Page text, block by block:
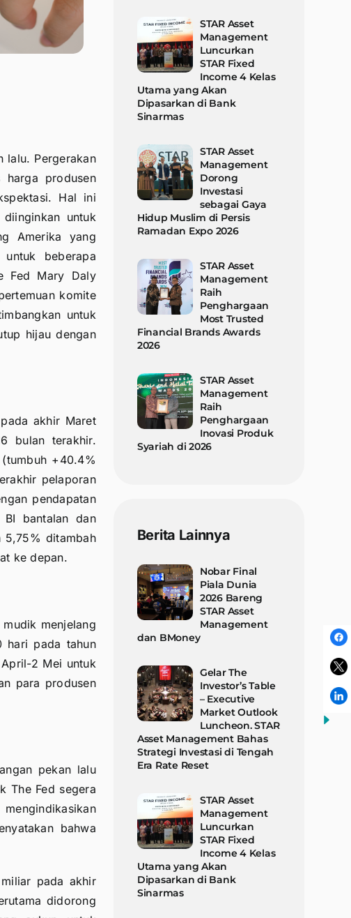
lalu. Pergerakan
produsen
Hal ini
untuk
Amerika yang
beberapa
Fed Mary Daly
komite
untuk
hijau dengan
akhir Maret
bulan terakhir.
+40.4%
pelaporan
pendapatan
bantalan dan
5,75% ditambah
ke depan.
menjelang
hari pada tahun
2 Mei untuk
para produsen
pekan lalu
The Fed segera
bahwa
pada akhir
didorong
STAR Asset
Management
Luncurkan
STAR Fixed
Income 4 Kelas
Utama yang Akan
Dipasarkan di Bank
Sinarmas
STAR Asset
Management
Dorong
Investasi
sebagai Gaya
Hidup Muslim di Persis
Ramadan Expo 2026
STAR Asset
Management
Raih
Penghargaan
Most Trusted
Financial Brands Awards
2026
STAR Asset
Management
Raih
Penghargaan
Inovasi Produk
Syariah di 2026
Berita Lainnya
Nobar Final
Piala Dunia
2026 Bareng
STAR Asset
Management
dan BMoney
Gelar The
Investor’s Table
– Executive
Market Outlook
Luncheon. STAR
Asset Management Bahas
Strategi Investasi di Tengah
Era Rate Reset
STAR Asset
Management
Luncurkan
STAR Fixed
Income 4 Kelas
Utama yang Akan
Dipasarkan di Bank
Sinarmas